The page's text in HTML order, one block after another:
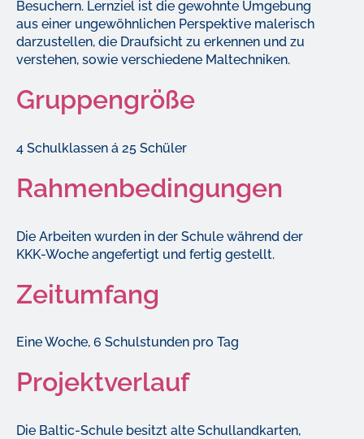
Besuchern. Lernziel ist die gewohnte Umgebung
aus einer ungewöhnlichen Perspektive malerisch
darzustellen, die Draufsicht zu erkennen und zu
verstehen, sowie verschiedene Maltechniken.
Gruppengröße
4 Schulklassen á 25 Schüler
Rahmenbedingungen
Die Arbeiten wurden in der Schule während der
KKK-Woche angefertigt und fertig gestellt.
Zeitumfang
Eine Woche, 6 Schulstunden pro Tag
Projektverlauf
Die Baltic-Schule besitzt alte Schullandkarten,